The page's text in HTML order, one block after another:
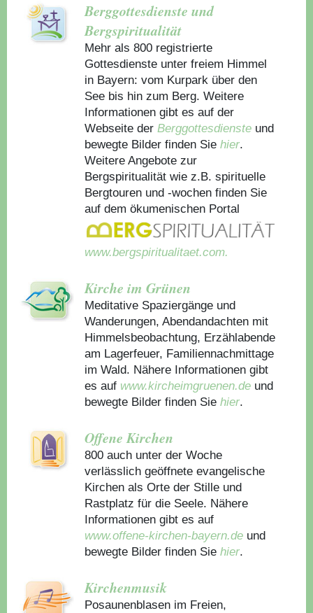
Berggottesdienste und
Bergspiritualität
Mehr als 800 registrierte
Gottesdienste unter freiem Himmel
in Bayern: vom Kurpark über den
See bis hin zum Berg. Weitere
Informationen gibt es auf der
Webseite derBerggottesdienste und
bewegte Bilder finden Sie hier.
Weitere Angebote zur
Bergspiritualität wie z.B. spirituelle
Bergtouren und -wochen finden Sie
auf dem ökumenischen Portal
www.bergspiritualitaet.com.
Kirche im Grünen
Meditative Spaziergänge und
Wanderungen, Abendandachten mit
Himmelsbeobachtung, Erzählabende
am Lagerfeuer, Familiennachmittage
im Wald. Nähere Informationen gibt
es auf www.kircheimgruenen.de und
bewegte Bilder finden Sie hier.
Offene Kirchen
800 auch unter der Woche
verlässlich geöffnete evangelische
Kirchen als Orte der Stille und
Rastplatz für die Seele. Nähere
Informationen gibt es auf
www.offene-kirchen-bayern.de und
bewegte Bilder finden Sie hier.
Kirchenmusik
Posaunenblasen im Freien,